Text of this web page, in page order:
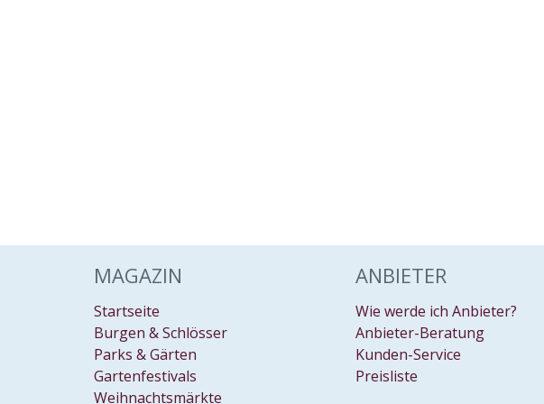
MAGAZIN
Startseite
Burgen & Schlösser
Parks & Gärten
Gartenfestivals
Weihnachtsmärkte
ANBIETER
Wie werde ich Anbieter?
Anbieter-Beratung
Kunden-Service
Preisliste